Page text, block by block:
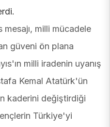
mesajı, milli mücadele
güveni ön plana
milli iradenin uyanış
Kemal Atatürk'ün
kaderini değiştirdiği
Türkiye'yi